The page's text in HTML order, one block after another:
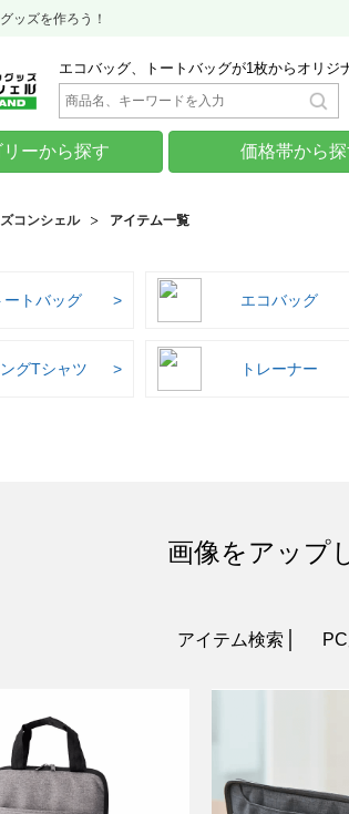
ッズを作ろう！
エコバッグ、トートバッグが1枚からオリジ
リーから探す 価格帯から探
コンシェル アイテム一覧
ートバッグ エコバッグ
グTシャツ トレーナー
画像をアップ
アイテム検索